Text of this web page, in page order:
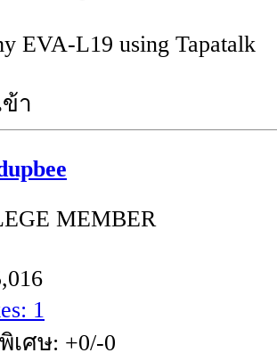
EVA-L19 using Tapatalk
า
MEMBER
1
ศษ: +0/-0